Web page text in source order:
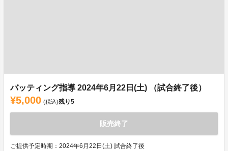
バッティング指導 2024年6月22日(土) （試合終了後）
¥5,000 (税込)残り5
販売終了
ご提供予定時期：2024年6月22日(土) 試合終了後